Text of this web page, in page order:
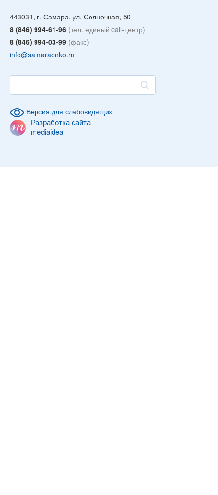
443031, г. Самара, ул. Солнечная, 50
8 (846) 994-61-96 (тел. единый call-центр)
8 (846) 994-03-99 (факс)
info@samaraonko.ru
Версия для слабовидящих
Разработка сайта
mediaidea